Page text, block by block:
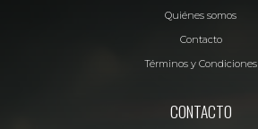
Quiénes somos
Contacto
Términos y Condiciones
CONTACTO